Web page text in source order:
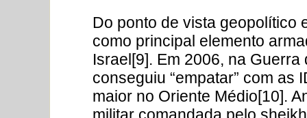
Do ponto de vista geopolítico
como principal elemento
Israel[9]. Em 2006, na
conseguiu “empatar” com as
maior no Oriente Médio[10].
militar comandada pelo